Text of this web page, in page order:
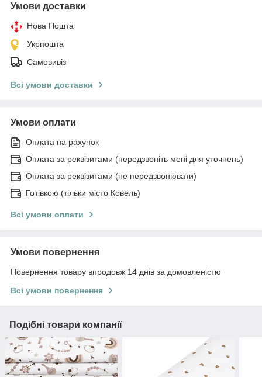
Умови доставки
Нова Пошта
Укрпошта
Самовивіз
Всі умови доставки
Умови оплати
Оплата на рахунок
Оплата за реквізитами (передзвоніть мені для уточнень)
Оплата за реквізитами (не передзвонювати)
Готівкою (тільки місто Ковель)
Всі умови оплати
Умови повернення
Повернення товару впродовж 14 днів за домовленістю
Всі умови повернення
Подібні товари компанії